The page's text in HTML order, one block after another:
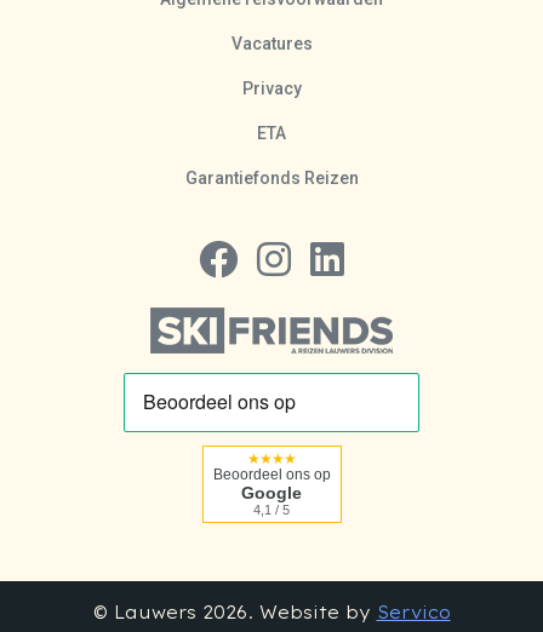
Vacatures
Privacy
ETA
Garantiefonds Reizen
Volg ons op Facebook
Volg ons op Instagram
Volg ons op LinkedIn
★★★★
Beoordeel ons op
Google
4,1 / 5
© Lauwers 2026. Website by Servico